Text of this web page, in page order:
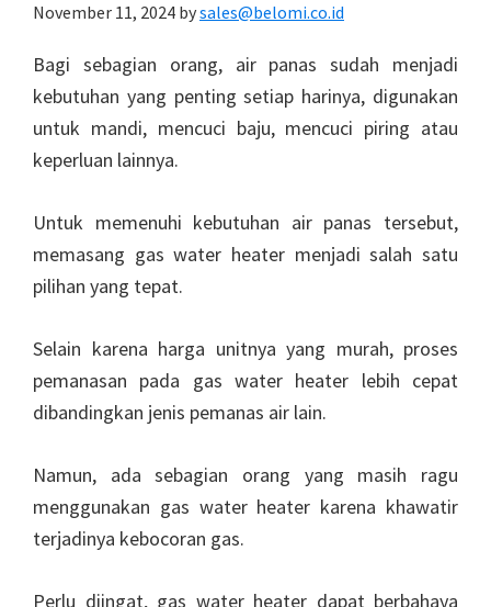
November 11, 2024 bysales@belomi.co.id
Bagi sebagian orang, air panas sudah menjadi
kebutuhan yang penting setiap harinya, digunakan
untuk mandi, mencuci baju, mencuci piring atau
keperluan lainnya.
Untuk memenuhi kebutuhan air panas tersebut,
memasang gas water heater menjadi salah satu
pilihan yang tepat.
Selain karena harga unitnya yang murah, proses
pemanasan pada gas water heater lebih cepat
dibandingkan jenis pemanas air lain.
Namun, ada sebagian orang yang masih ragu
menggunakan gas water heater karena khawatir
terjadinya kebocoran gas.
Perlu diingat, gas water heater dapat berbahaya